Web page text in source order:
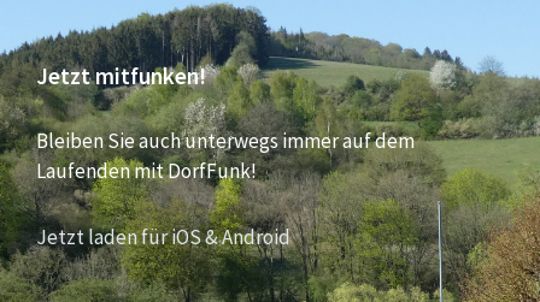
Jetzt mitfunken!
Bleiben Sie auch unterwegs immer auf dem
Laufenden mit DorfFunk!
Jetzt laden für iOS & Android